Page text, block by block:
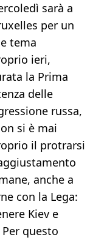
sarà a
per un
tema
ieri,
la Prima
delle
russa,
si è mai
il protrarsi
anche a
con la Lega:
Kiev e
questo